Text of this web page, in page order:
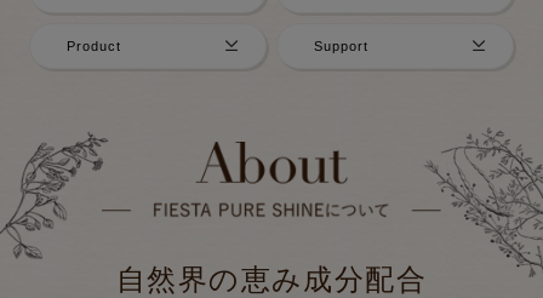
Product Support
自然界の恵み成分配合